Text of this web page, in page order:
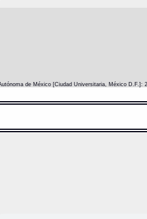
de México [Ciudad Universitaria, México